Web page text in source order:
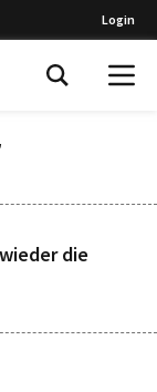
Login
die